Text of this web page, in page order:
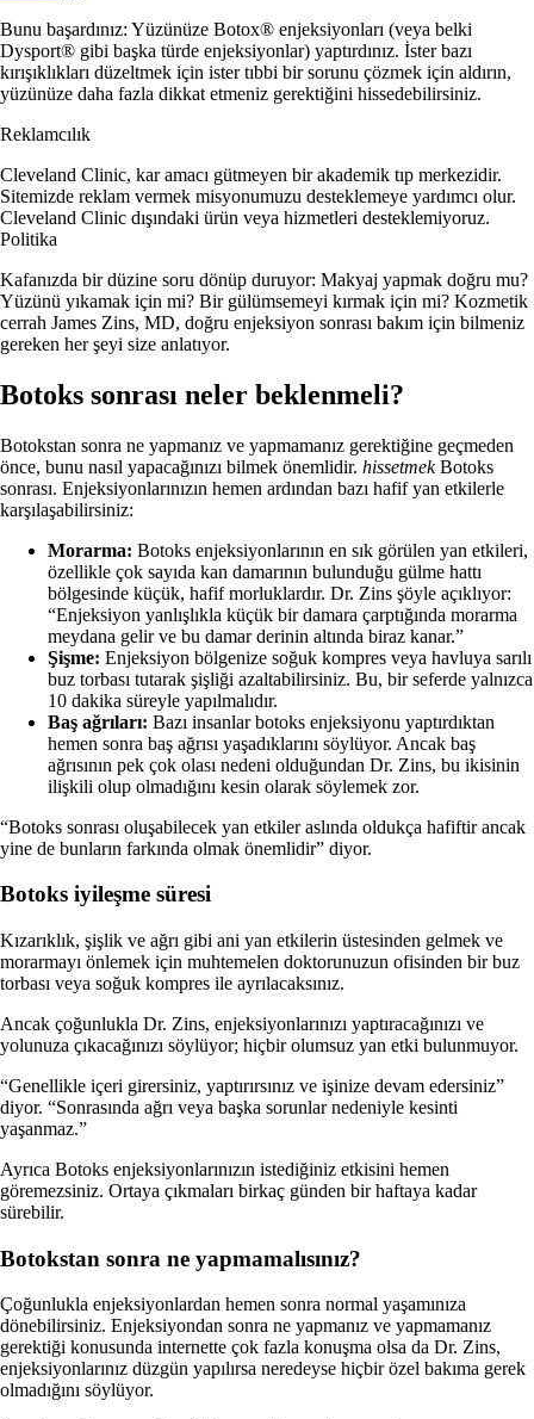
Bunu başardınız: Yüzünüze Botox® enjeksiyonları (veya belki
Dysport® gibi başka türde enjeksiyonlar) yaptırdınız. İster bazı
kırışıklıkları düzeltmek için ister tıbbi bir sorunu çözmek için aldırın,
yüzünüze daha fazla dikkat etmeniz gerektiğini hissedebilirsiniz.
Reklamcılık
Cleveland Clinic, kar amacı gütmeyen bir akademik tıp merkezidir.
Sitemizde reklam vermek misyonumuzu desteklemeye yardımcı olur.
Cleveland Clinic dışındaki ürün veya hizmetleri desteklemiyoruz.
Politika
Kafanızda bir düzine soru dönüp duruyor: Makyaj yapmak doğru mu?
Yüzünü yıkamak için mi? Bir gülümsemeyi kırmak için mi? Kozmetik
cerrah James Zins, MD, doğru enjeksiyon sonrası bakım için bilmeniz
gereken her şeyi size anlatıyor.
Botoks sonrası neler beklenmeli?
Botokstan sonra ne yapmanız ve yapmamanız gerektiğine geçmeden
önce, bunu nasıl yapacağınızı bilmek önemlidir. hissetmekBotoks
sonrası. Enjeksiyonlarınızın hemen ardından bazı hafif yan etkilerle
karşılaşabilirsiniz:
Morarma: Botoks enjeksiyonlarının en sık görülen yan etkileri,
özellikle çok sayıda kan damarının bulunduğu gülme hattı
bölgesinde küçük, hafif morluklardır. Dr. Zins şöyle açıklıyor:
“Enjeksiyon yanlışlıkla küçük bir damara çarptığında morarma
meydana gelir ve bu damar derinin altında biraz kanar.”
Şişme: Enjeksiyon bölgenize soğuk kompres veya havluya sarılı
buz torbası tutarak şişliği azaltabilirsiniz. Bu, bir seferde yalnızca
10 dakika süreyle yapılmalıdır.
Baş ağrıları: Bazı insanlar botoks enjeksiyonu yaptırdıktan
hemen sonra baş ağrısı yaşadıklarını söylüyor. Ancak baş
ağrısının pek çok olası nedeni olduğundan Dr. Zins, bu ikisinin
ilişkili olup olmadığını kesin olarak söylemek zor.
“Botoks sonrası oluşabilecek yan etkiler aslında oldukça hafiftir ancak
yine de bunların farkında olmak önemlidir” diyor.
Botoks iyileşme süresi
Kızarıklık, şişlik ve ağrı gibi ani yan etkilerin üstesinden gelmek ve
morarmayı önlemek için muhtemelen doktorunuzun ofisinden bir buz
torbası veya soğuk kompres ile ayrılacaksınız.
Ancak çoğunlukla Dr. Zins, enjeksiyonlarınızı yaptıracağınızı ve
yolunuza çıkacağınızı söylüyor; hiçbir olumsuz yan etki bulunmuyor.
“Genellikle içeri girersiniz, yaptırırsınız ve işinize devam edersiniz”
diyor. “Sonrasında ağrı veya başka sorunlar nedeniyle kesinti
yaşanmaz.”
Ayrıca Botoks enjeksiyonlarınızın istediğiniz etkisini hemen
göremezsiniz. Ortaya çıkmaları birkaç günden bir haftaya kadar
sürebilir.
Botokstan sonra ne yapmamalısınız?
Çoğunlukla enjeksiyonlardan hemen sonra normal yaşamınıza
dönebilirsiniz. Enjeksiyondan sonra ne yapmanız ve yapmamanız
gerektiği konusunda internette çok fazla konuşma olsa da Dr. Zins,
enjeksiyonlarınız düzgün yapılırsa neredeyse hiçbir özel bakıma gerek
olmadığını söylüyor.